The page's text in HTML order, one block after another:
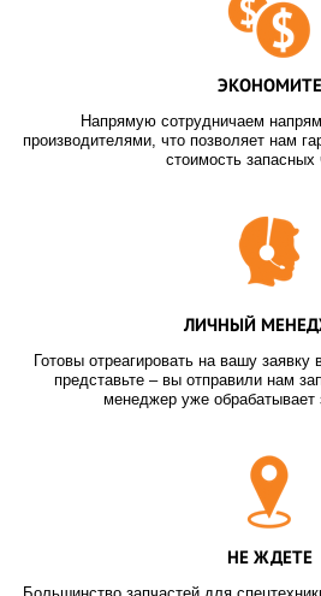
ЭКОНОМИТЕ
Напрямую сотрудничаем
производителями, что позволяет нам
стоимость запасных
ЛИЧНЫЙ
Готовы отреагировать на вашу заявку
представьте – вы отправили нам
менеджер уже обрабатывает
НЕ ЖДЕТЕ